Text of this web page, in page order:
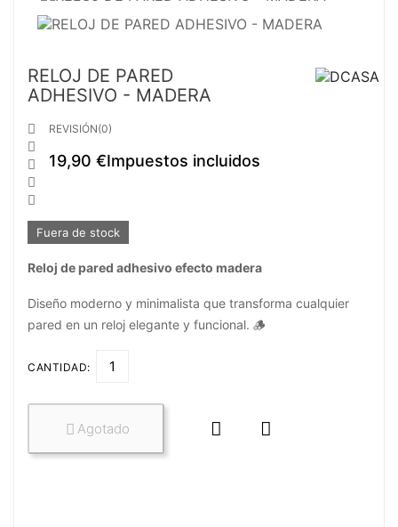
RELOJ DE PARED
ADHESIVO - MADERA





REVISIÓN(0)
19,90 €Impuestos incluidos
Fuera de stock
Reloj de pared adhesivo efecto madera
Diseño moderno y minimalista que transforma cualquier
pared en un reloj elegante y funcional. 🪵
CANTIDAD:
 Agotado  